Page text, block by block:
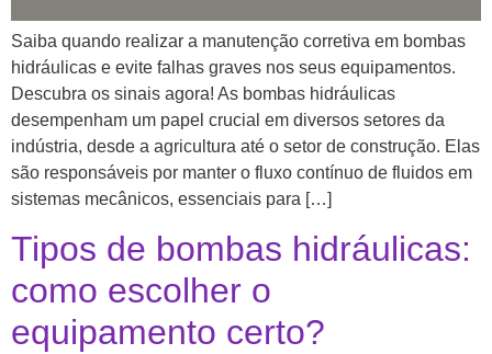
Saiba quando realizar a manutenção corretiva em bombas
hidráulicas e evite falhas graves nos seus equipamentos.
Descubra os sinais agora! As bombas hidráulicas
desempenham um papel crucial em diversos setores da
indústria, desde a agricultura até o setor de construção. Elas
são responsáveis por manter o fluxo contínuo de fluidos em
sistemas mecânicos, essenciais para […]
Tipos de bombas hidráulicas:
como escolher o
equipamento certo?